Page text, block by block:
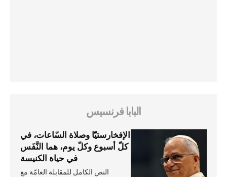
البابا فرنسيس
الإفخارستيّا وصلاة السّاعات، في
كلّ أسبوع وكلّ يوم، هما النَّفَس
في حياة الكنيسة
النص الكامل للمقابلة العامّة مع